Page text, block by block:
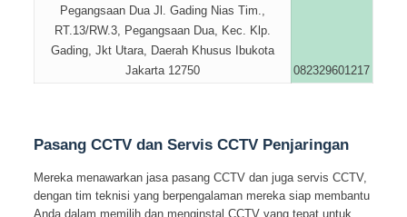
Pegangsaan Dua Jl. Gading Nias Tim.,
RT.13/RW.3, Pegangsaan Dua, Kec. Klp.
Gading, Jkt Utara, Daerah Khusus Ibukota
Jakarta 12750
082329601217
Pasang CCTV dan Servis CCTV Penjaringan
Mereka menawarkan jasa pasang CCTV dan juga servis CCTV,
dengan tim teknisi yang berpengalaman mereka siap membantu
Anda dalam memilih dan menginstal CCTV yang tepat untuk